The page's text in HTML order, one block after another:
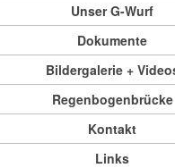
Unser G-Wurf
Dokumente
Bildergalerie +
Regenbogenbrücke
Kontakt
Links